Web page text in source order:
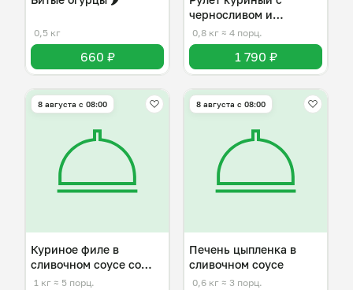
0,5 кг
660 ₽
черносливом и
брынзой
0,8 кг ≈ 4 порц.
1 790 ₽
8 августа с 08:00
Куриное филе в
сливочном соусе со
шпинатом
1 кг ≈ 5 порц.
8 августа с 08:00
Печень цыпленка в
сливочном соусе
0,6 кг ≈ 3 порц.